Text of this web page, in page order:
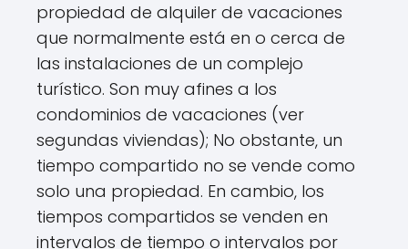
propiedad de alquiler de vacaciones
que normalmente está en o cerca de
las instalaciones de un complejo
turístico. Son muy afines a los
condominios de vacaciones (ver
segundas viviendas); No obstante, un
tiempo compartido no se vende como
solo una propiedad. En cambio, los
tiempos compartidos se venden en
intervalos de tiempo o intervalos por